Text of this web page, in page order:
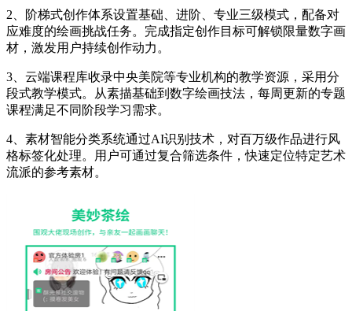
2、阶梯式创作体系设置基础、进阶、专业三级模式，配备对
应难度的绘画挑战任务。完成指定创作目标可解锁限量数字画
材，激发用户持续创作动力。
3、云端课程库收录中央美院等专业机构的教学资源，采用分
段式教学模式。从素描基础到数字绘画技法，每周更新的专题
课程满足不同阶段学习需求。
4、素材智能分类系统通过AI识别技术，对百万级作品进行风
格标签化处理。用户可通过复合筛选条件，快速定位特定艺术
流派的参考素材。